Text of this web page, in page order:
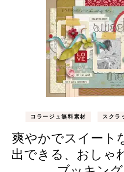
コラージュ無料素材 スクラ
爽やかでスイート
出できる、おしゃ